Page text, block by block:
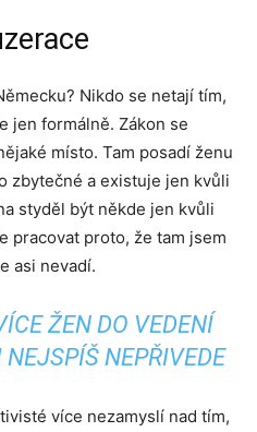
Nikdo se netají tím,
jen formálně. Zákon se
místo. Tam posadí ženu
zbytečné a existuje jen kvůli
styděl být někde jen kvůli
pracovat proto, že tam jsem
asi nevadí.
ŽEN DO VEDENÍ
NEPŘIVEDE
více nezamyslí nad tím,